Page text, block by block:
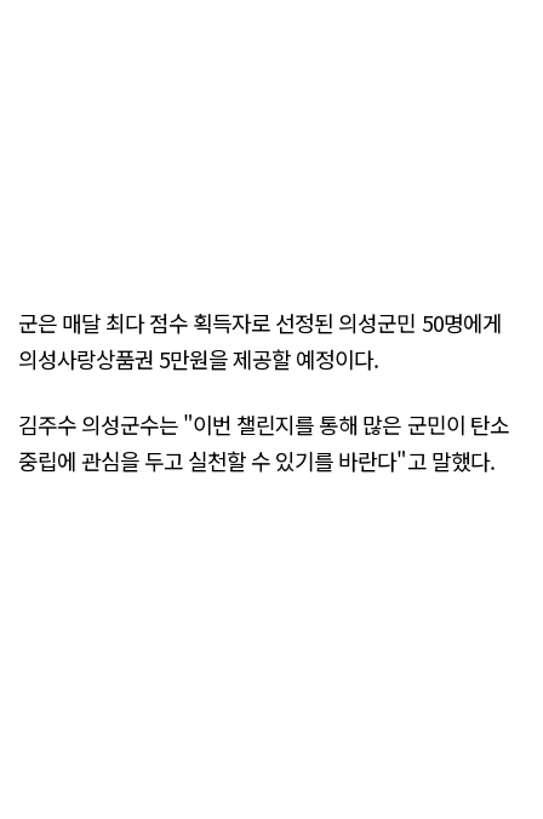
군은 매달 최다 점수 획득자로 선정된 의성군민 50명에게
의성사랑상품권 5만원을 제공할 예정이다.
김주수 의성군수는 "이번 챌린지를 통해 많은 군민이 탄소
중립에 관심을 두고 실천할 수 있기를 바란다"고 말했다.